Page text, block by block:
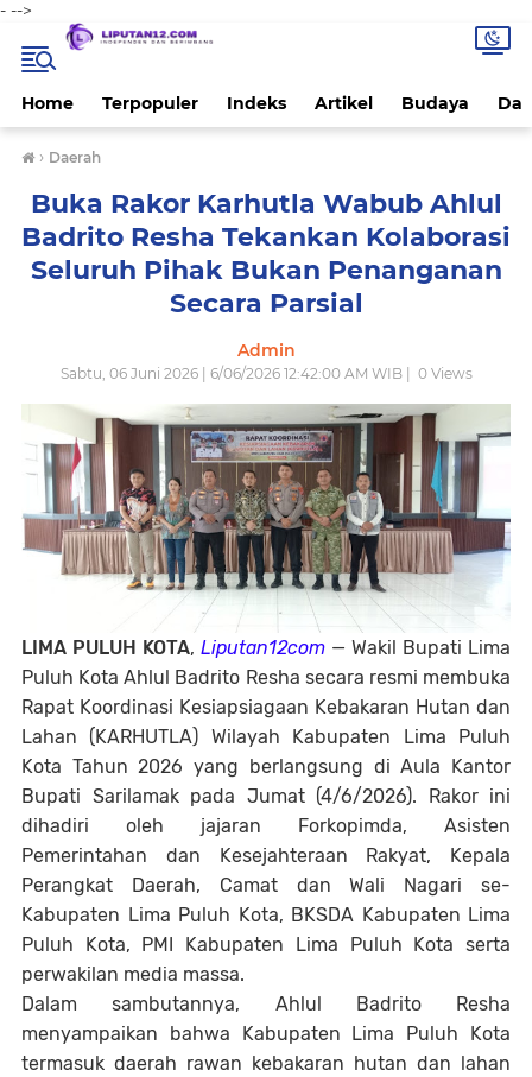
- -->
Home Terpopuler Indeks Artikel Budaya
› Daerah
Buka Rakor Karhutla Wabub Ahlul
Badrito Resha Tekankan Kolaborasi
Seluruh Pihak Bukan Penanganan
Secara Parsial
Admin
Sabtu, 06 Juni 2026 | 6/06/2026 12:42:00 AM WIB | 0Views
LIMA PULUH KOTA, Liputan12com — Wakil Bupati Lima
Puluh Kota Ahlul Badrito Resha secara resmi membuka
Rapat Koordinasi Kesiapsiagaan Kebakaran Hutan dan
Lahan (KARHUTLA) Wilayah Kabupaten Lima Puluh
Kota Tahun 2026 yang berlangsung di Aula Kantor
Bupati Sarilamak pada Jumat (4/6/2026). Rakor ini
dihadiri oleh jajaran Forkopimda, Asisten
Pemerintahan dan Kesejahteraan Rakyat, Kepala
Perangkat Daerah, Camat dan Wali Nagari se-
Kabupaten Lima Puluh Kota, BKSDA Kabupaten Lima
Puluh Kota, PMI Kabupaten Lima Puluh Kota serta
perwakilan media massa.
Dalam sambutannya, Ahlul Badrito Resha
menyampaikan bahwa Kabupaten Lima Puluh Kota
termasuk daerah rawan kebakaran hutan dan lahan